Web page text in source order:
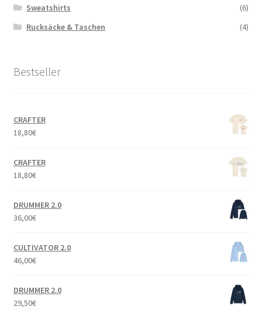
Sweatshirts
(6)
Rucksäcke & Taschen
(4)
Bestseller
CRAFTER
18,80€
CRAFTER
18,80€
DRUMMER 2.0
36,00€
CULTIVATOR 2.0
46,00€
DRUMMER 2.0
29,50€